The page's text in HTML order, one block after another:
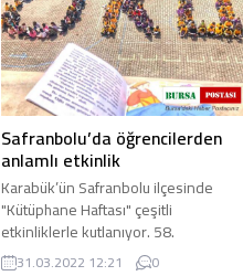
Safranbolu’da öğrencilerden
anlamlı etkinlik
Karabük’ün Safranbolu ilçesinde
"Kütüphane Haftası" çeşitli
etkinliklerle kutlanıyor. 58.
Kütüphane Haftası etkinlikleri
31.03.2022 12:21 0